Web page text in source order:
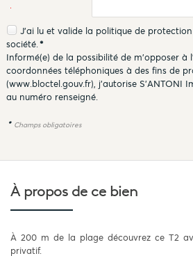
J'ai lu et valide la politique de
société.*
Informé(e) de la possibilité de m'opposer à
coordonnées téléphoniques à des fins de
(www.bloctel.gouv.fr), j'autorise S'ANTONI
au numéro renseigné.
* Champs obligatoires
À propos de ce bien
À 200 m de la plage découvrez ce T2
privatif.